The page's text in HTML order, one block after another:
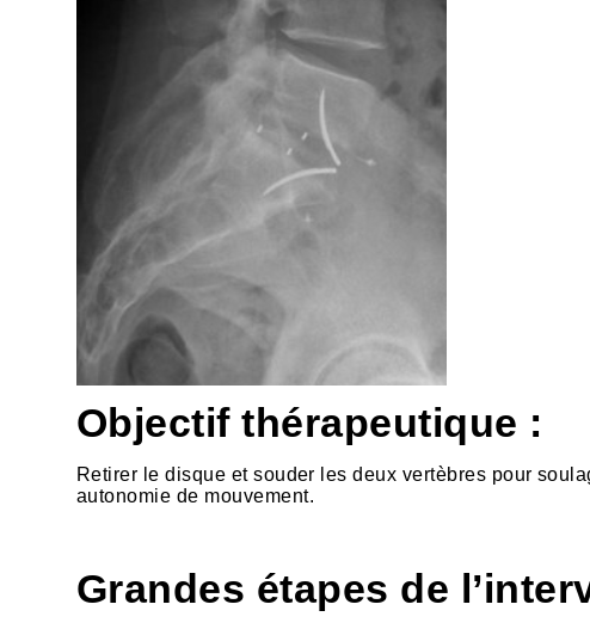
Objectif thérapeutique :
Retirer le disque et souder les deux vertèbres pour
autonomie de mouvement.
Grandes étapes de